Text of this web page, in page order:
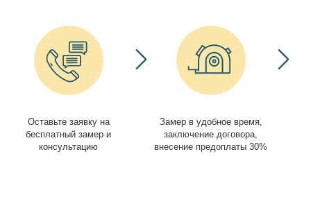
Оставьте заявку на
бесплатный замер и
консультацию
Замер в удобное время,
заключение договора,
внесение предоплаты 30%